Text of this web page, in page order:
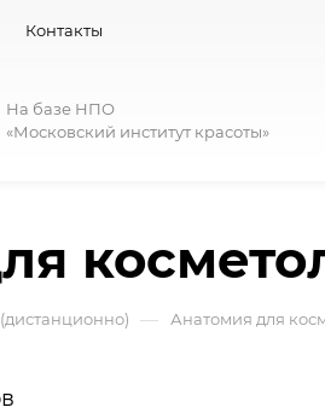
Контакты
На базе НПО
«Московский институт красоты»
— Анатомия для